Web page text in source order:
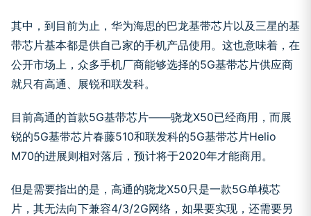
其中，到目前为止，华为海思的巴龙基带芯片以及三星的基
带芯片基本都是供自己家的手机产品使用。这也意味着，在
公开市场上，众多手机厂商能够选择的5G基带芯片供应商
就只有高通、展锐和联发科。
目前高通的首款5G基带芯片——骁龙X50已经商用，而展
锐的5G基带芯片春藤510和联发科的5G基带芯片Helio
M70的进展则相对落后，预计将于2020年才能商用。
但是需要指出的是，高通的骁龙X50只是一款5G单模芯
片，其无法向下兼容4/3/2G网络，如果要实现，还需要另